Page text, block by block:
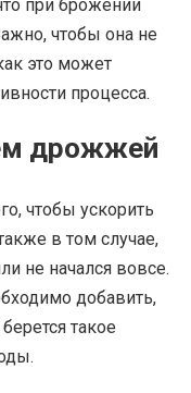
при брожении
чтобы она не
это может
процесса.
дрожжей
чтобы ускорить
в том случае,
не начался вовсе.
добавить,
такое